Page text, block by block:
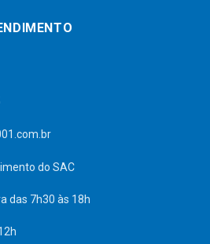
do SAC
das 7h30 às 18h